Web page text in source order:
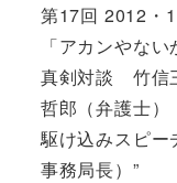
第17回 2012・
「アカンやな
真剣対談 竹信
哲郎（弁護士）
駆け込みスピ
事務局長）”